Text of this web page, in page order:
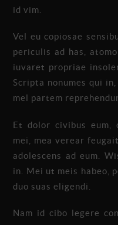
id vim.
Vel eu copiosae
periculis ad has,
iuvaret propriae
Scripta nonumes qui
mel partem
Et dolor civibus eum,
mei, mea verear
adolescens ad eum.
in. Mei ut meis habeo,
duo suas eligendi.
Nam id cibo legere